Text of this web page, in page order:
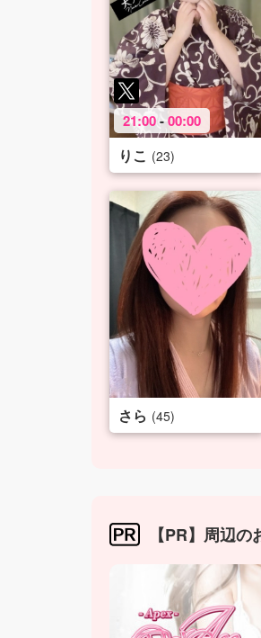
21:00-00:00
りこ (23)
さら (45)
【PR】周辺